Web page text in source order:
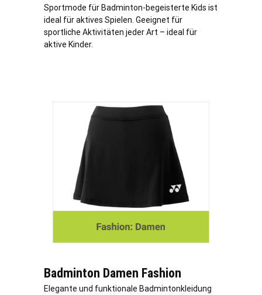
Sportmode für Badminton-begeisterte Kids ist
ideal für aktives Spielen. Geeignet für
sportliche Aktivitäten jeder Art – ideal für
aktive Kinder.
Badminton Damen Fashion
Elegante und funktionale Badmintonkleidung